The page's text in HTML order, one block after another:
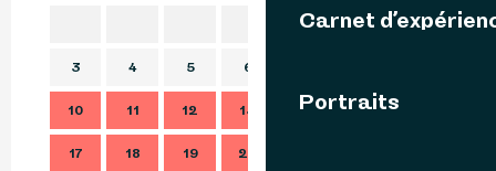
Carnet
Portraits
1 2
3 4 5 6
10 11 12 13 14 15
17 18 19 20